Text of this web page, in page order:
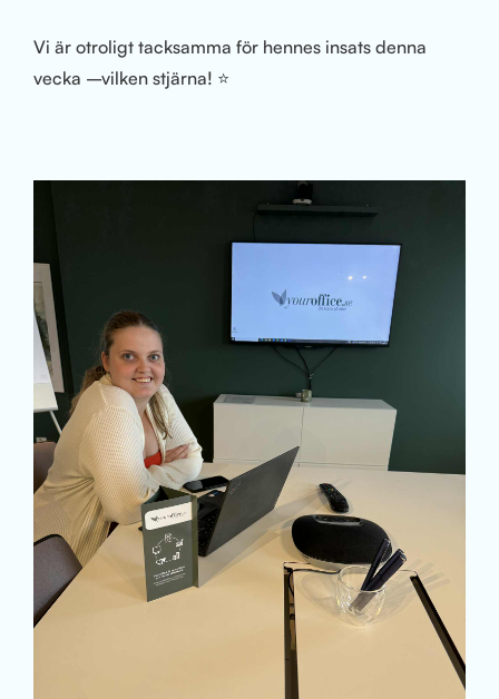
Vi är otroligt tacksamma för hennes insats denna
vecka –vilken stjärna! ⭐